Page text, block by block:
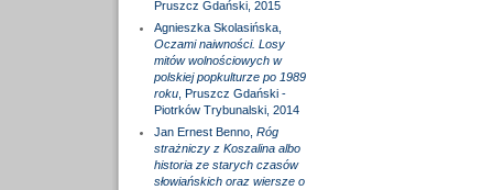
Pruszcz Gdański, 2015
Agnieszka Skolasińska,
Oczami naiwności. Losy
mitów wolnościowych w
polskiej popkulturze po 1989
roku, Pruszcz Gdański -
Piotrków Trybunalski, 2014
Jan Ernest Benno, Róg
strażniczy z Koszalina albo
historia ze starych czasów
słowiańskich oraz wiersze o